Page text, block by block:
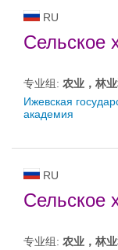
RU
Сельское
专业组: 农业，林
Ижевская
академия
RU
Сельское
专业组: 农业，林